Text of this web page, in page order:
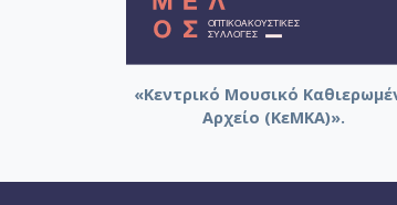
«Κεντρικό Μουσικό
Αρχείο (ΚεΜΚΑ)».